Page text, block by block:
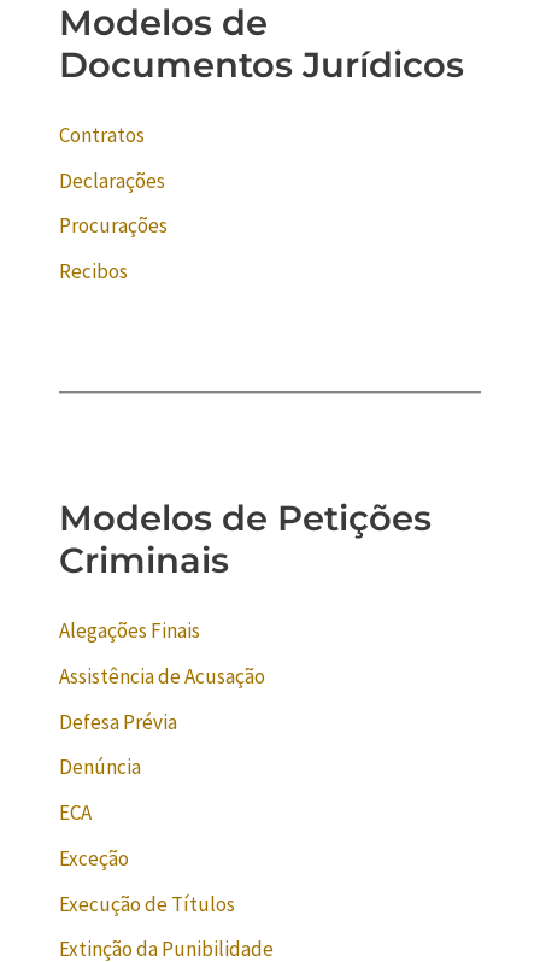
Modelos de
Documentos Jurídicos
Contratos
Declarações
Procurações
Recibos
Modelos de Petições
Criminais
Alegações Finais
Assistência de Acusação
Defesa Prévia
Denúncia
ECA
Exceção
Execução de Títulos
Extinção da Punibilidade